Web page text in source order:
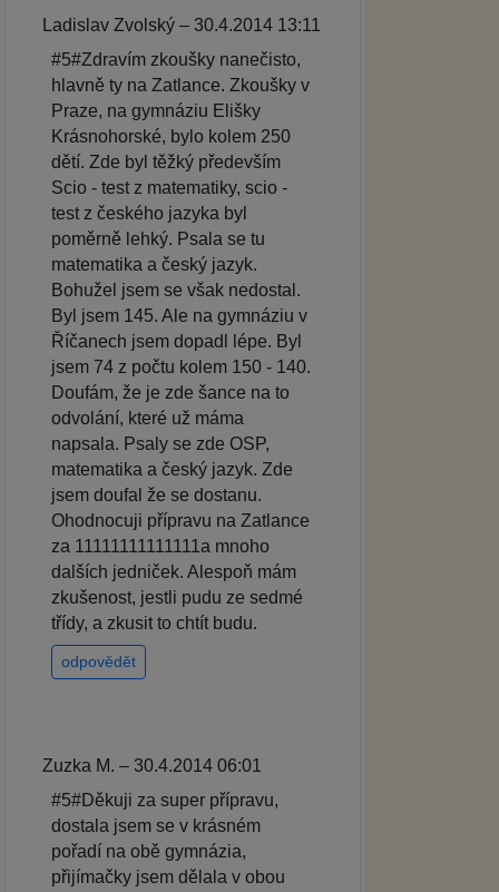
Ladislav Zvolský – 30.4.2014 13:11
#5#Zdravím zkoušky nanečisto,
hlavně ty na Zatlance. Zkoušky v
Praze, na gymnáziu Elišky
Krásnohorské, bylo kolem 250
dětí. Zde byl těžký především
Scio - test z matematiky, scio -
test z českého jazyka byl
poměrně lehký. Psala se tu
matematika a český jazyk.
Bohužel jsem se však nedostal.
Byl jsem 145. Ale na gymnáziu v
Říčanech jsem dopadl lépe. Byl
jsem 74 z počtu kolem 150 - 140.
Doufám, že je zde šance na to
odvolání, které už máma
napsala. Psaly se zde OSP,
matematika a český jazyk. Zde
jsem doufal že se dostanu.
Ohodnocuji přípravu na Zatlance
za 11111111111111a mnoho
dalších jedniček. Alespoň mám
zkušenost, jestli pudu ze sedmé
třídy, a zkusit to chtít budu.
odpovědět
Zuzka M. – 30.4.2014 06:01
#5#Děkuji za super přípravu,
dostala jsem se v krásném
pořadí na obě gymnázia,
přijímačky jsem dělala v obou